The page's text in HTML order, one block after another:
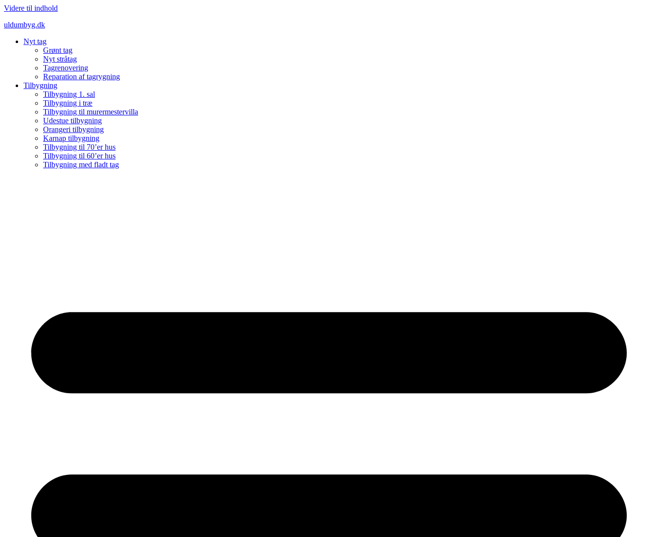
Videre til indhold
uldumbyg.dk
Nyt tag
Grønt tag
Nyt stråtag
Tagrenovering
Reparation af tagrygning
Tilbygning
Tilbygning 1. sal
Tilbygning i træ
Tilbygning til murermestervilla
Udestue tilbygning
Orangeri tilbygning
Karnap tilbygning
Tilbygning til 70’er hus
Tilbygning til 60’er hus
Tilbygning med fladt tag